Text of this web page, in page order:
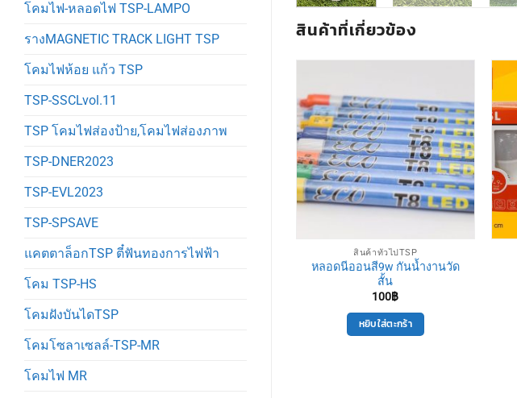
โคมไฟ-หลอดไฟ TSP-LAMPO
รางMAGNETIC TRACK LIGHT TSP
โคมไฟห้อย แก้ว TSP
TSP-SSCLvol.11
TSP โคมไฟส่องป้าย,โคมไฟส่องภาพ
TSP-DNER2023
TSP-EVL2023
TSP-SPSAVE
แคตตาล็อกTSP ตี๋ฟันทองการไฟฟ้า
โคม TSP-HS
โคมฝังบันไดTSP
โคมโซลาเซลล์-TSP-MR
โคมไฟ MR
สินค้าที่เกี่ยวข้อง
สินค้าทั่วไปTSP
หลอดนีออนสี9w กันน้ำงานวัด
สั้น
100฿
หยิบใส่ตะกร้า
ปTSP สินค้าทั่วไปTSP